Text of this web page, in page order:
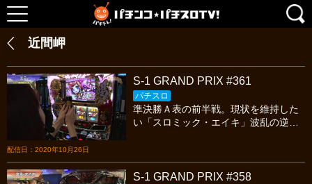
近間岬
配信日：2020年10月26日
S-1 GRAND PRIX #361
パチスロ
準決勝Ａ表の前半戦。現状を維持した
い「スロミック・エイキ」波乱の逆転
ットバトルを見逃すな!
S-1 GRAND PRIX #358